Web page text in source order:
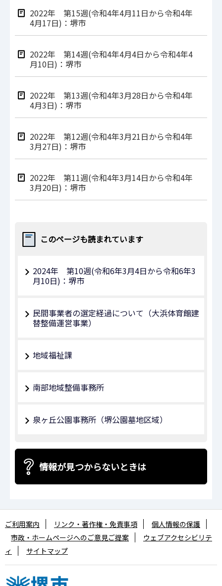
2022年 第15週(令和4年4月11日から令和4年
4月17日)：堺市
2022年 第14週(令和4年4月4日から令和4年4
月10日)：堺市
2022年 第13週(令和4年3月28日から令和4年
4月3日)：堺市
2022年 第12週(令和4年3月21日から令和4年
3月27日)：堺市
2022年 第11週(令和4年3月14日から令和4年
3月20日)：堺市
このページも読まれています
2024年 第10週(令和6年3月4日から令和6年3
月10日)：堺市
民間事業者の選定経過について（大浜体育館建
替整備運営事業）
地域福祉課
南部地域整備事務所
泉ヶ丘公園事務所（堺公園墓地区域）
情報が見つからないときは
ご利用案内 リンク・著作権・免責事項
個人情報の保護
市政・ホームページへのご意見ご提案
ウェブアクセシビリテ
ィ
サイトマップ